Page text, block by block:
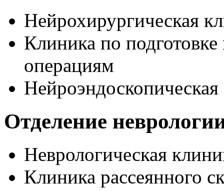
Нейрохирургическая
Клиника по
операциям
Отделение
Неврологическая
Клиника рассеянного